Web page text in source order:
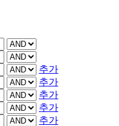
추가
추가
추가
추가
추가